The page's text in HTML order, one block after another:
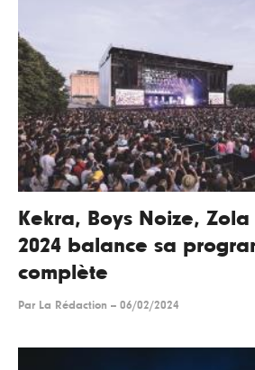
Kekra, Boys Noize,
2024 balance sa
complète
Par La Rédaction -- 06/02/2024